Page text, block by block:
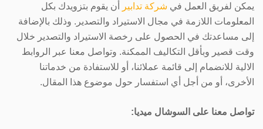
يمكن لفريق العمل في شركة تدابير
أن يقوم بتزويدك بكل
المعلومات اللازمة في مجال الاستيراد والتصدير. وذلك بالإضافة
إلى مساعدتك في الحصول على رخصة الاستيراد والتصدير خلال
وقت قصير وبأقل التكاليف الممكنة. وتواصل معنا عبر الروابط
الالية للانضمام إلى قائمة عملائنا، أو للاستفادة من خدماتنا
الأخرى، أو من أجل أي استفسار حول موضوع هذا المقال.
تواصل معنا على السوشال ميديا: